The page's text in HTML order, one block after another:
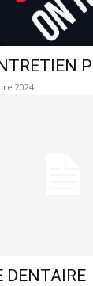
2024
DENTAIRE